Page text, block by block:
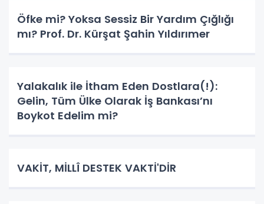
Öfke mi? Yoksa Sessiz Bir Yardım Çığlığı
mı? Prof. Dr. Kürşat Şahin Yıldırımer
Yalakalık ile İtham Eden Dostlara(!):
Gelin, Tüm Ülke Olarak İş Bankası’nı
Boykot Edelim mi?
VAKİT, MİLLÎ DESTEK VAKTİ'DİR